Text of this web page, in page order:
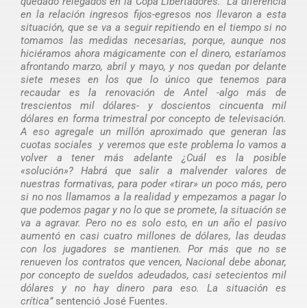
en la relación ingresos fijos-egresos nos llevaron a esta
situación, que se va a seguir repitiendo en el tiempo si no
tomamos las medidas necesarias, porque, aunque nos
hiciéramos ahora mágicamente con el dinero, estaríamos
afrontando marzo, abril y mayo, y nos quedan por delante
siete meses en los que lo único que tenemos para
recaudar es la renovación de Antel -algo más de
trescientos mil dólares- y doscientos cincuenta mil
dólares en forma trimestral por concepto de televisación.
A eso agregale un millón aproximado que generan las
cuotas sociales y veremos que este problema lo vamos a
volver a tener más adelante ¿Cuál es la posible
«solución»? Habrá que salir a malvender valores de
nuestras formativas, para poder «tirar» un poco más, pero
si no nos llamamos a la realidad y empezamos a pagar lo
que podemos pagar y no lo que se promete, la situación se
va a agravar. Pero no es solo esto, en un año el pasivo
aumentó en casi cuatro millones de dólares, las deudas
con los jugadores se mantienen. Por más que no se
renueven los contratos que vencen, Nacional debe abonar,
por concepto de sueldos adeudados, casi setecientos mil
dólares y no hay dinero para eso. La situación es
crítica”sentenció José Fuentes.